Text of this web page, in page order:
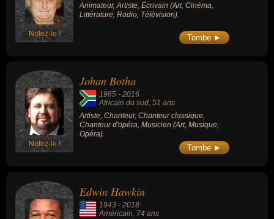
Notez-le !
Animateur, Artiste, Écrivain (Art, Cinéma,
Littérature, Radio, Télévision).
Tombe ►
Notez-le !
Johan Botha
1965 - 2016
Africain du sud, 51 ans
Artiste, Chanteur, Chanteur classique,
Chanteur d'opéra, Musicien (Art, Musique,
Opéra).
Tombe ►
Edwin Hawkin
1943 - 2018
Américain , 74 ans